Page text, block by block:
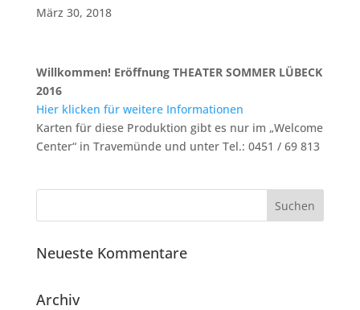
März 30, 2018
Willkommen! Eröffnung THEATER SOMMER LÜBECK
2016
Hier klicken für weitere Informationen
Karten für diese Produktion gibt es nur im „Welcome
Center“ in Travemünde und unter Tel.: 0451 / 69 813
Neueste Kommentare
Archiv